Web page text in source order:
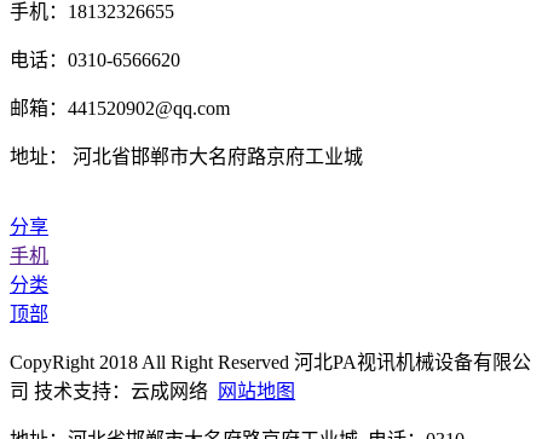
手机：18132326655
电话：0310-6566620
邮箱：441520902@qq.com
地址： 河北省邯郸市大名府路京府工业城
分享
手机
分类
顶部
CopyRight 2018 All Right Reserved 河北PA视讯机械设备有限公
司 技术支持：云成网络
网站地图